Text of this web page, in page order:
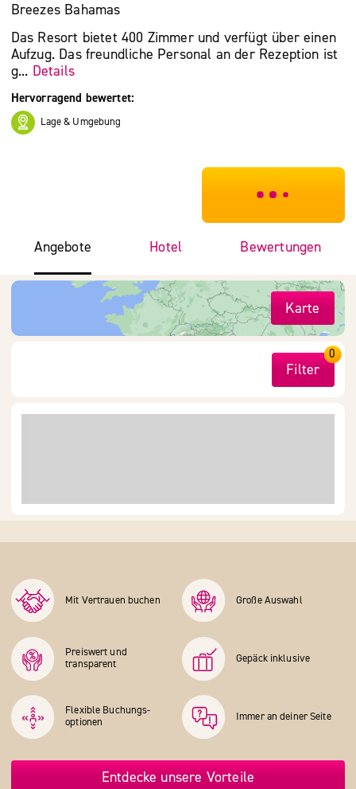
Breezes Bahamas
Das Resort bietet 400 Zimmer und verfügt über einen
Aufzug. Das freundliche Personal an der Rezeption ist
g... Details
Hervorragend bewertet:
Lage & Umgebung
***************
Angebote Hotel Bewertungen
Karte
Filter
0
Mit Vertrauen buchen Große Auswahl
Preiswert und
transparent
Gepäck inklusive
Flexible Buchungs­
optionen
Immer an deiner Seite
Entdecke unsere Vorteile